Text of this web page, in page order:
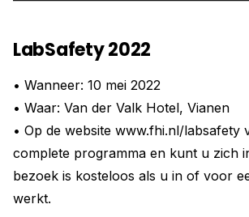
LabSafety 2022
• Wanneer: 10 mei 2022
• Waar: Van der Valk Hotel, Vianen
• Op de website www.fhi.nl/labsafety
complete programma en kunt u zich
bezoek is kosteloos als u in of voor
werkt.